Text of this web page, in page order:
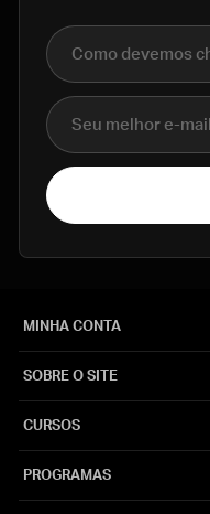
Nome completo
E-mail
MINHA CONTA
SOBRE O SITE
CURSOS
PROGRAMAS